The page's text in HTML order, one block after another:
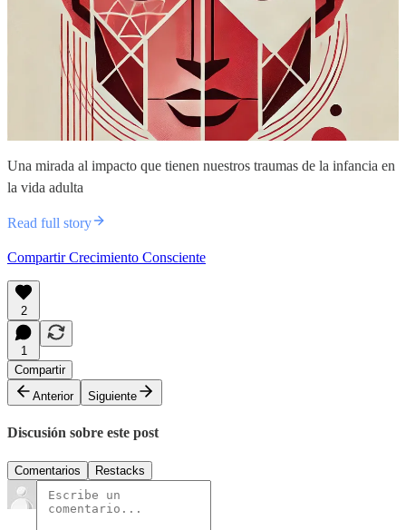
Una mirada al impacto que tienen nuestros traumas de la infancia en
la vida adulta
Read full story
Compartir Crecimiento Consciente
2
1
Compartir
Anterior
Siguiente
Discusión sobre este post
Comentarios Restacks